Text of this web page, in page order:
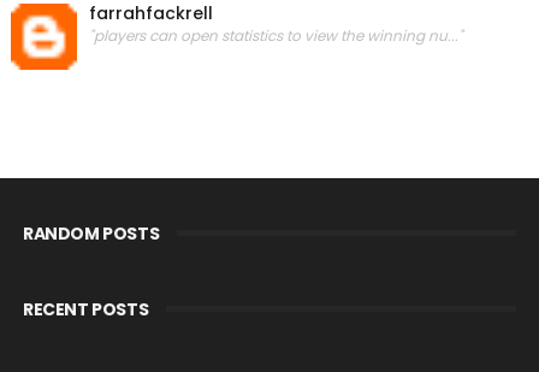
farrahfackrell
"players can open statistics to view the winning nu..."
RANDOM POSTS
RECENT POSTS